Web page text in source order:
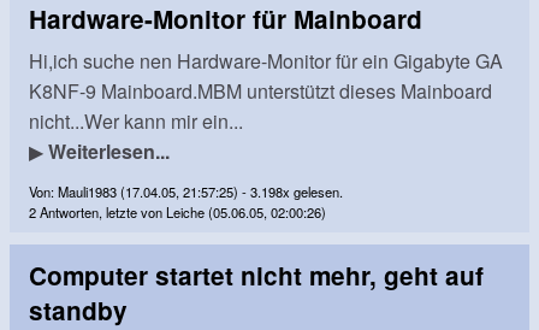
Hardware-Monitor für Mainboard
Hi,ich suche nen Hardware-Monitor für ein Gigabyte GA
K8NF-9 Mainboard.MBM unterstützt dieses Mainboard
nicht...Wer kann mir ein...
▶Weiterlesen...
Von: Mauli1983 (17.04.05, 21:57:25) - 3.198x gelesen.
2 Antworten, letzte von Leiche (05.06.05, 02:00:26)
Computer startet nicht mehr, geht auf
standby